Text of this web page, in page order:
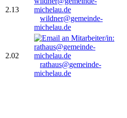
2.13
wildner@gemeinde-
michelau.de
2.02
rathaus@gemeinde-
michelau.de